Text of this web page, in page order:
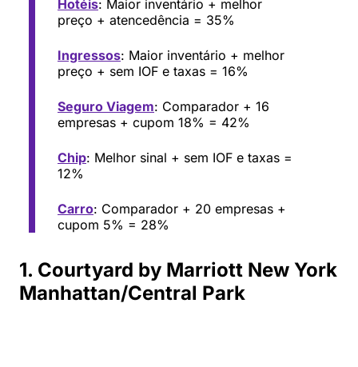
Hotéis: Maior inventário + melhor
preço + atencedência = 35%
Ingressos: Maior inventário + melhor
preço + sem IOF e taxas = 16%
Seguro Viagem: Comparador + 16
empresas + cupom 18% = 42%
Chip: Melhor sinal + sem IOF e taxas =
12%
Carro: Comparador + 20 empresas +
cupom 5% = 28%
1. Courtyard by Marriott New York
Manhattan/Central Park